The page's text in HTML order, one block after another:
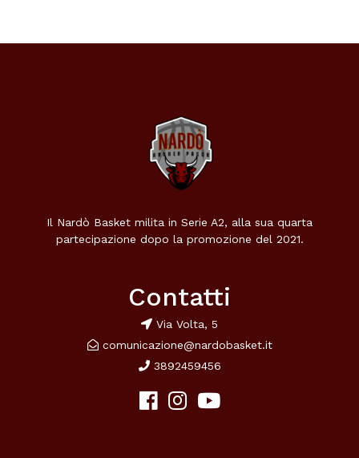
Il Nardò Basket milita in Serie A2, alla sua quarta
partecipazione dopo la promozione del 2021.
Contatti
Via Volta, 5
comunicazione@nardobasket.it
3892459456